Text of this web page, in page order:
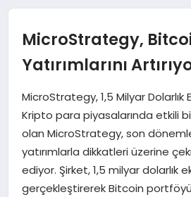
EĞITIM
EKONOMI
TEKNOLOJI
MicroStrategy,
Yatırımlarını
MicroStrategy, 1,5 Milyar Dolarlık
Kripto para piyasalarında etkili
olan MicroStrategy, son
yatırımlarla dikkatleri üzerine
ediyor. Şirket, 1,5 milyar dolarlık
gerçekleştirerek Bitcoin